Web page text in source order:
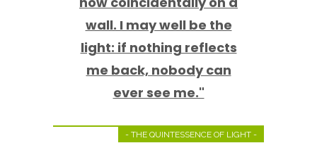
wall. I may well be the
light: if nothing reflects
me back, nobody can
ever see me."
- THE QUINTESSENCE OF LIGHT -